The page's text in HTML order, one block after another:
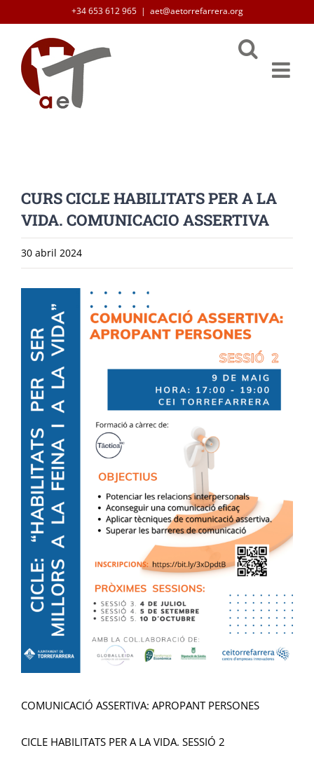
content
+34 653 612 965 | aet@aetorrefarrera.org
CURS CICLE HABILITATS PER A LA
VIDA. COMUNICACIO ASSERTIVA
30 abril 2024
Image
COMUNICACIÓ ASSERTIVA: APROPANT PERSONES
CICLE HABILITATS PER A LA VIDA. SESSIÓ 2